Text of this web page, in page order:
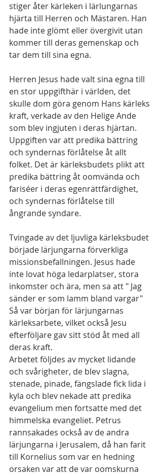
stiger åter kärleken i lärlungarnas
hjärta till Herren och Mästaren. Han
hade inte glömt eller övergivit utan
kommer till deras gemenskap och
tar dem till sina egna.
Herren Jesus hade valt sina egna till
en stor uppgifthär i världen, det
skulle dom göra genom Hans kärleks
kraft, verkade av den Helige Ande
som blev ingjuten i deras hjärtan.
Uppgiften var att predika bättring
och syndernas förlåtelse åt allt
folket. Det är kärleksbudets plikt att
predika bättring åt oomvända och
fariséer i deras egenrättfärdighet,
och syndernas förlåtelse till
ångrande syndare.
Tvingade av det ljuvliga kärleksbudet
började lärjungarna förverkliga
missionsbefallningen. Jesus hade
inte lovat höga ledarplatser, stora
inkomster och ära, men sa att " Jag
sänder er som lamm bland vargar"
Så var början för lärjungarnas
kärleksarbete, vilket också Jesu
efterföljare gav sitt stöd åt med all
deras kraft.
Arbetet följdes av mycket lidande
och svårigheter, de blev slagna,
stenade, pinade, fängslade fick lida i
kyla och blev nekade att predika
evangelium men fortsatte med det
himmelska evangeliet. Petrus
rannsakades också av de andra
lärjungarna i Jerusalem, då han farit
till Kornelius som var en hedning
orsaken var att de var oomskurna